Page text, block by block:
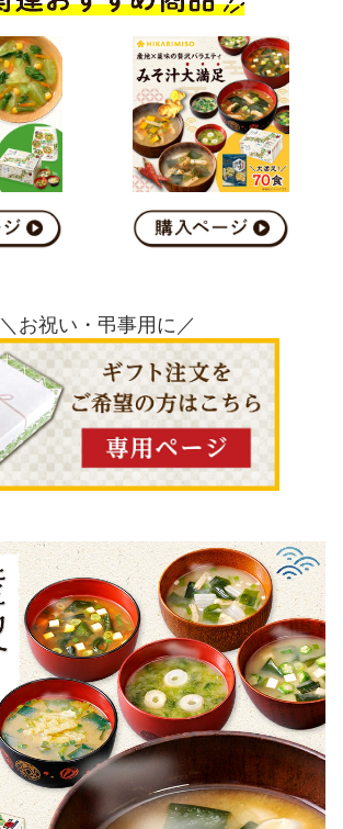
＼お祝い・弔事用に／